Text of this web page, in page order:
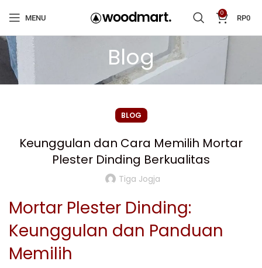
MENU
0
RP0
Blog
BLOG
Keunggulan dan Cara Memilih Mortar
Plester Dinding Berkualitas
Tiga Jogja
Mortar Plester Dinding:
Keunggulan dan Panduan
Memilih